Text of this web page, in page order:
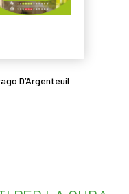
D’Argenteuil